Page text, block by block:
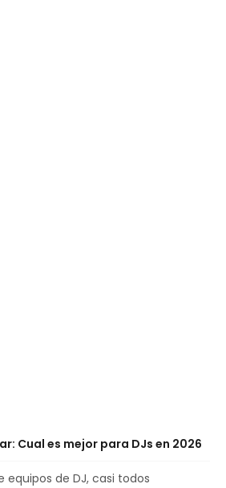
Cual es mejor para DJs en 2026
equipos de DJ, casi todos